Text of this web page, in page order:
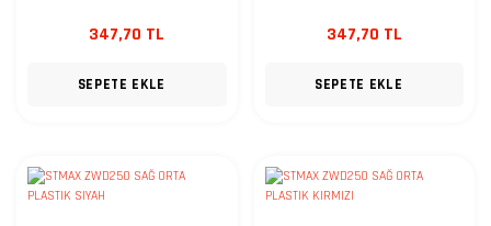
347,70 TL
SEPETE EKLE
347,70 TL
SEPETE EKLE